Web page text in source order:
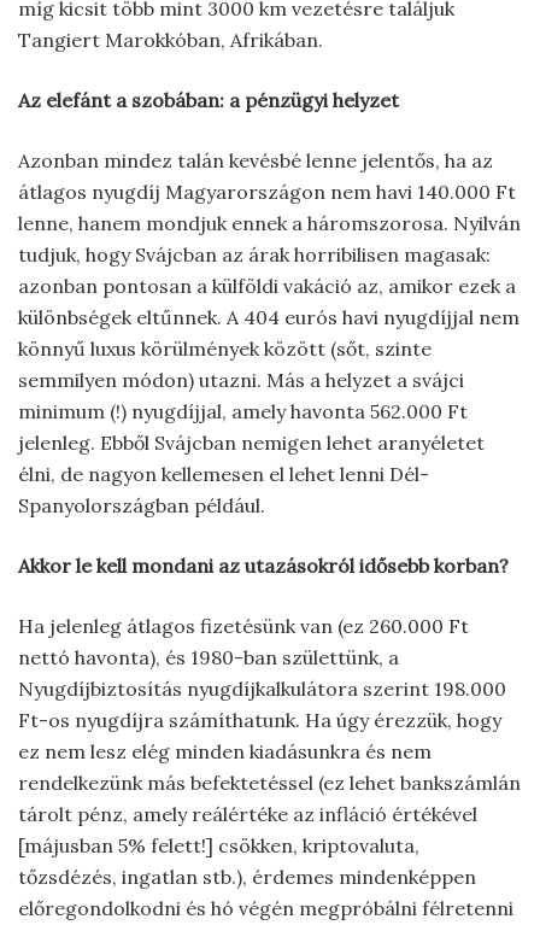
míg kicsit több mint 3000 km vezetésre találjuk
Tangiert Marokkóban, Afrikában.
Az elefánt a szobában: a pénzügyi helyzet
Azonban mindez talán kevésbé lenne jelentős, ha az
átlagos nyugdíj Magyarországon nem havi 140.000 Ft
lenne, hanem mondjuk ennek a háromszorosa. Nyilván
tudjuk, hogy Svájcban az árak horribilisen magasak:
azonban pontosan a külföldi vakáció az, amikor ezek a
különbségek eltűnnek. A 404 eurós havi nyugdíjjal nem
könnyű luxus körülmények között (sőt, szinte
semmilyen módon) utazni. Más a helyzet a svájci
minimum (!) nyugdíjjal, amely havonta 562.000 Ft
jelenleg. Ebből Svájcban nemigen lehet aranyéletet
élni, de nagyon kellemesen el lehet lenni Dél-
Spanyolországban például.
Akkor le kell mondani az utazásokról idősebb korban?
Ha jelenleg átlagos fizetésünk van (ez 260.000 Ft
nettó havonta), és 1980-ban születtünk, a
Nyugdíjbiztosítás nyugdíjkalkulátora szerint 198.000
Ft-os nyugdíjra számíthatunk. Ha úgy érezzük, hogy
ez nem lesz elég minden kiadásunkra és nem
rendelkezünk más befektetéssel (ez lehet bankszámlán
tárolt pénz, amely reálértéke az infláció értékével
[májusban 5% felett!] csökken, kriptovaluta,
tőzsdézés, ingatlan stb.), érdemes mindenképpen
előregondolkodni és hó végén megpróbálni félretenni